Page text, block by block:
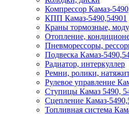
Компрессор Камаз-
КПП Камаз-5490,54901
Краны тормозные,
Отопление,
Пневморессоры,
Подвеска Камаз-
Радиатор, интеркуллер
Ремни, ролики,
Рулевое управление
Ступицы Камаз 5490,
Сцепление Камаз-
Топливная система